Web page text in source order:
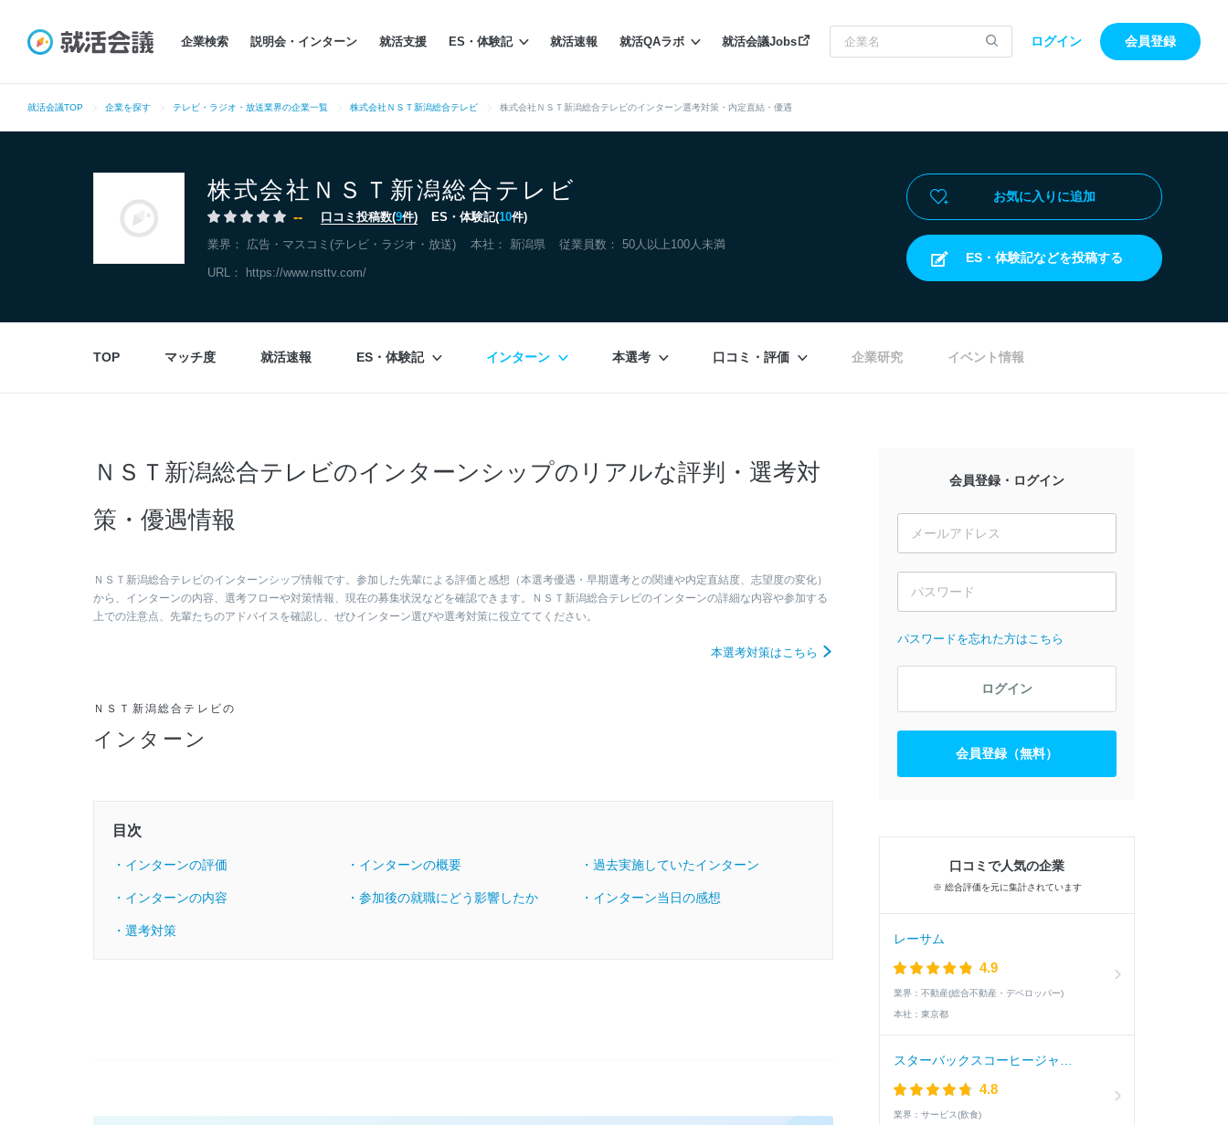
企業検索 説明会・インターン 就活支援 ES・体験記 就活速報 就活QAラボ 就活会議Jobs ログイン 会員登録
就活会議TOP 企業を探す テレビ・ラジオ・放送業界の企業一覧 株式会社ＮＳＴ新潟総合テレビ 株式会社ＮＳＴ新潟総合テレビのインターン選考対策・内定直結・優遇
株式会社ＮＳＴ新潟総合テレビ
-- 口コミ投稿数(9件) ES・体験記(10件)
業界： 広告・マスコミ(テレビ・ラジオ・放送) 本社： 新潟県 従業員数： 50人以上100人未満
URL： https://www.nsttv.com/
お気に入りに追加
ES・体験記などを投稿する
TOP マッチ度 就活速報 ES・体験記 インターン 本選考 口コミ・評価 企業研究 イベント情報
ＮＳＴ新潟総合テレビのインターンシップのリアルな評判・選考対
策・優遇情報
ＮＳＴ新潟総合テレビのインターンシップ情報です。参加した先輩による評価と感想（本選考優遇・早期選考との関連や内定直結度、志望度の変化）
から、インターンの内容、選考フローや対策情報、現在の募集状況などを確認できます。ＮＳＴ新潟総合テレビのインターンの詳細な内容や参加する
上での注意点、先輩たちのアドバイスを確認し、ぜひインターン選びや選考対策に役立ててください。
本選考対策はこちら
ＮＳＴ新潟総合テレビの
インターン
目次
・インターンの評価 ・インターンの概要 ・過去実施していたインターン
・インターンの内容 ・参加後の就職にどう影響したか ・インターン当日の感想
・選考対策
会員登録・ログイン
パスワードを忘れた方はこちら
ログイン
会員登録（無料）
口コミで人気の企業
※ 総合評価を元に集計されています
レーサム
4.9
業界： 不動産(総合不動産・デベロッパー)
本社： 東京都
4.8
業界： サービス(飲食)